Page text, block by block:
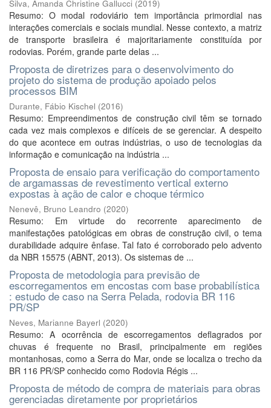
Silva, Amanda Christine Gallucci (2019)
Resumo: O modal rodoviário tem importância primordial nas
interações comerciais e sociais mundial. Nesse contexto, a matriz
de transporte brasileira é majoritariamente constituída por
rodovias. Porém, grande parte delas ...
Proposta de diretrizes para o desenvolvimento do
projeto do sistema de produção apoiado pelos
processos BIM
Durante, Fábio Kischel (2016)
Resumo: Empreendimentos de construção civil têm se tornado
cada vez mais complexos e difíceis de se gerenciar. A despeito
do que acontece em outras indústrias, o uso de tecnologias da
informação e comunicação na indústria ...
Proposta de ensaio para verificação do comportamento
de argamassas de revestimento vertical externo
expostas à ação de calor e choque térmico
Nenevê, Bruno Leandro (2020)
Resumo: Em virtude do recorrente aparecimento de
manifestações patológicas em obras de construção civil, o tema
durabilidade adquire ênfase. Tal fato é corroborado pelo advento
da NBR 15575 (ABNT, 2013). Os sistemas de ...
Proposta de metodologia para previsão de
escorregamentos em encostas com base probabilística
: estudo de caso na Serra Pelada, rodovia BR 116
PR/SP
Neves, Marianne Bayerl (2020)
Resumo: A ocorrência de escorregamentos deflagrados por
chuvas é frequente no Brasil, principalmente em regiões
montanhosas, como a Serra do Mar, onde se localiza o trecho da
BR 116 PR/SP conhecido como Rodovia Régis ...
Proposta de método de compra de materiais para obras
gerenciadas diretamente por proprietários